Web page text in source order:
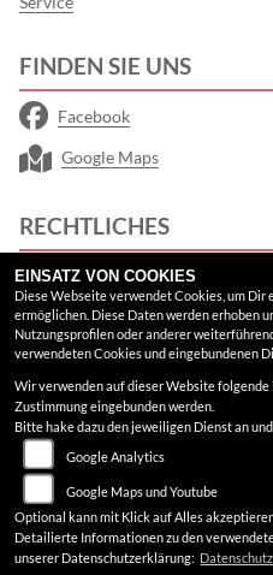
FINDEN SIE UNS
Facebook
Google Maps
RECHTLICHES
AGB
Impressum
Disclaimer
Barrierefreiheit
EINSATZ VON COOKIES
Diese Webseite verwendet Cookies, um Dir
ermöglichen. Diese Daten werden erhoben
Nutzungsprofilen oder anderer
verwendeten Cookies und eingebundenen
Wir verwenden auf dieser Website
Zustimmung eingebunden werden.
Bitte hake dazu den jeweiligen Dienst an
Google Analytics
Google Maps und Youtube
Optional kann mit Klick auf Alles
Detailierte Informationen zu den
unserer Datenschutzerklärung: